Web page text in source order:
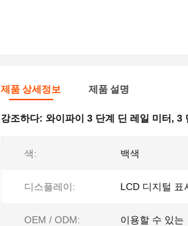
제품 상세정보 제품 설명
강조하다: 와이파이 3 단계 딘 레일 미터 , 3
색: 백색
디스플레이: LCD 디지털 표
OEM / ODM: 이용할 수 있는